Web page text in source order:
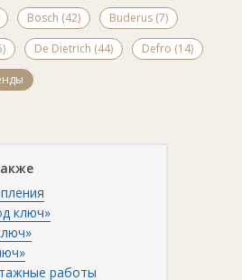
Bosch (42)
Buderus (7)
De Dietrich (44)
Defro (14)
ключ»
работы